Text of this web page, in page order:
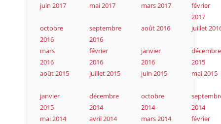
juin 2017 mai 2017 mars 2017
février
2017
octobre
2016
septembre
2016
août 2016 juillet
mars
2016
février
2016
janvier
2016
décembre
2015
août 2015
juillet 2015 juin 2015 mai 2015
janvier
2015
décembre
2014
octobre
2014
2014
mai 2014
avril 2014 mars 2014
février